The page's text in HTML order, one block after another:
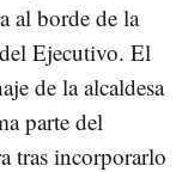
al borde de la
Ejecutivo. El
de la alcaldesa
parte del
tras incorporarlo